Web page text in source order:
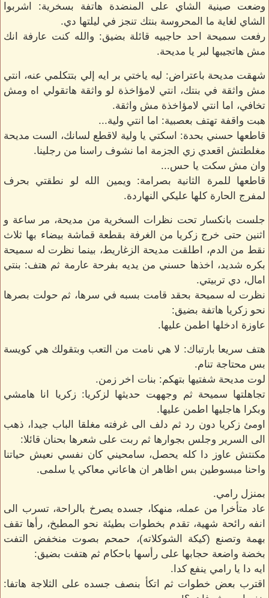
وضعت صينية الشاي على المنضدة هاتفة بسخرية: اشربوا
الشاي لغاية ما المحروسة بنتك تنجز في ليلتها دي.
رفعت سميحة احد حاجبيه قائلة بضيق: والله كنت عارفة انك
مش هاتجيبها لبر يا مديحة.
شهقت مديحة باعتراض: ليه ياختي بر ايه إلي بتتكلمي عنه، انتي
مش واثقة في بنتك، انتي لامؤاخذة لو واثقة هاتقولي اه ومش
تخافي، اما انتي لامؤاخذة مش واثقة.
هبت واقفة تهتف بعصبية: اما انتي ولية...
قاطعها حسني بحدة: اسكتي يا ولية لاقطع لسانك، الست مديحة
مغلطتش اقعدي زي الجزمة اما نشوف راسنا من رجلينا.
وان مش سكت يا حس...
قاطعها للمرة الثانية بصرامة: ويمين الله لو نطقتي بحرف
لمفرج الحارة كلها عليكي النهاردة.
جلست بانكسار تحت نظرات السخرية من مديحة، مر ساعة و
اثنين حتى خرج زكريا من الغرفة بقطعة قماشة بيضاء بها ثلاث
نقط من الدم، اطلقت مديحة الزغاريط، بينما نظرت له سميحة
بكره شديد، اخذها حسني من يديه بفرحة عارمة ثم هتف: بنتي
امال، دي تربيتي.
نظرت له سميحة بحقد قامت بسبه في سرها، ثم حولت بصرها
نحو زكريا هاتفة بضيق:
عاوزة ادخلها اطمن عليها.
هتف سريعا بارتباك: لا هي نامت من التعب وبتقولك هي كويسة
بس محتاجة تنام.
لوت مديحة شفتيها بتهكم: بنات اخر زمن.
تجاهلتها سميحة ثم وجههت حديثها لزكريا: زكريا انا هامشي
وبكرا هاجليها اطمن عليها.
اومئ زكريا دون رد ثم دلف الى غرفته مغلقا الباب جيدا، ذهب
الى السرير وجلس بجوارها ثم ربت على شعرها بحنان قائلا:
مكنتش عاوز دا كله يحصل، سامحيني كان نفسي نعيش حياتنا
واحنا مبسوطين بس اظاهر ان هاعاني معاكي يا سلمى.
بمنزل رامي.
عاد متأخرا من عمله، منهكا، جسده يصرخ بالراحة، تسرب الى
انفه رائحة شهية، تقدم بخطوات بطيئة نحو المطبخ، رأها تقف
بهمة وتصنع (كيكة الشوكلاته)، حمحم بصوت منخفض التفت
بخضة واضعة حجابها على رأسها باحكام ثم هتفت بضيق:
ايه دا يا رامي ينفع كدا.
اقترب بعض خطوات ثم اتكأ بنصف جسده على الثلاجة هاتفا: